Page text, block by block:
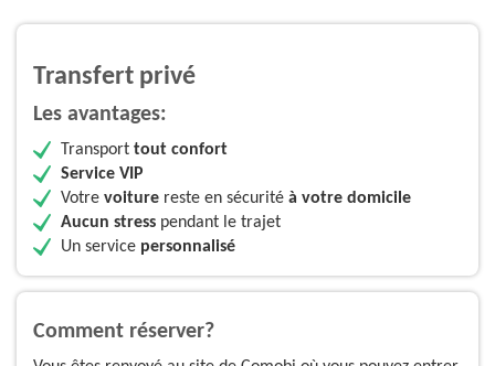
Transfert privé
Les avantages:
Transport tout confort
Service VIP
Votre voiture reste en sécurité à votre domicile
Aucun stress pendant le trajet
Un service personnalisé
Comment réserver?